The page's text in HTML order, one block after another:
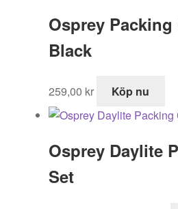
399,00 kr.
Osprey
Black
259,00 kr Köp nu
Osprey Daylite
Set